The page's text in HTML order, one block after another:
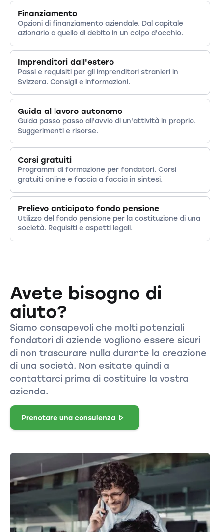
Finanziamento
Opzioni di finanziamento aziendale. Dal capitale
azionario a quello di debito in un colpo d'occhio.
Imprenditori dall'estero
Passi e requisiti per gli imprenditori stranieri in
Svizzera. Consigli e informazioni.
Guida al lavoro autonomo
Guida passo passo all'avvio di un'attività in proprio.
Suggerimenti e risorse.
Corsi gratuiti
Programmi di formazione per fondatori. Corsi
gratuiti online e faccia a faccia in sintesi.
Prelievo anticipato fondo pensione
Utilizzo del fondo pensione per la costituzione di una
società. Requisiti e aspetti legali.
Avete bisogno di
aiuto?
Siamo consapevoli che molti potenziali
fondatori di aziende vogliono essere sicuri
di non trascurare nulla durante la creazione
di una società. Non esitate quindi a
contattarci prima di costituire la vostra
azienda.
Prenotare una consulenza